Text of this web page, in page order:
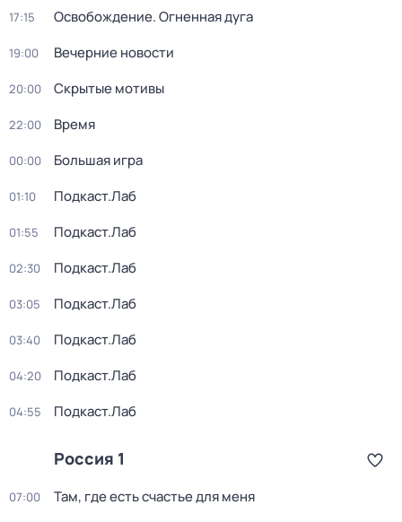
17:15 Освобождение. Огненная дуга
19:00 Вечерние новости
20:00 Скрытые мотивы
22:00 Время
00:00 Большая игра
01:10 Подкаст.Лаб
01:55 Подкаст.Лаб
02:30 Подкаст.Лаб
03:05 Подкаст.Лаб
03:40 Подкаст.Лаб
04:20 Подкаст.Лаб
04:55 Подкаст.Лаб
Россия 1
07:00 Там, где есть счастье для меня